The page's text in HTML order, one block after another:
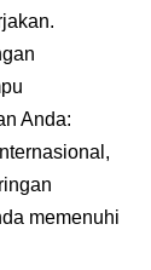
Anda:
memenuhi